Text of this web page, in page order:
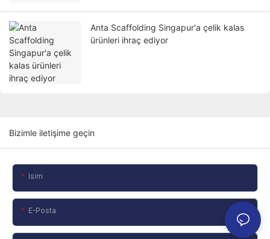
Anta Scaffolding Singapur'a çelik kalas
ürünleri ihraç ediyor
Bizimle iletişime geçin
Isim
E-Posta